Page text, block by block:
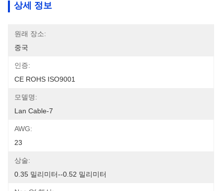
상세 정보
원래 장소:
중국
인증:
CE ROHS ISO9001
모델명:
Lan Cable-7
AWG:
23
상술:
0.35 밀리미터--0.52 밀리미터